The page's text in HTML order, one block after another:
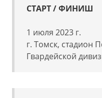
СТАРТ / ФИНИШ
1 июля 2023 г.
г. Томск, стадион
Гвардейской